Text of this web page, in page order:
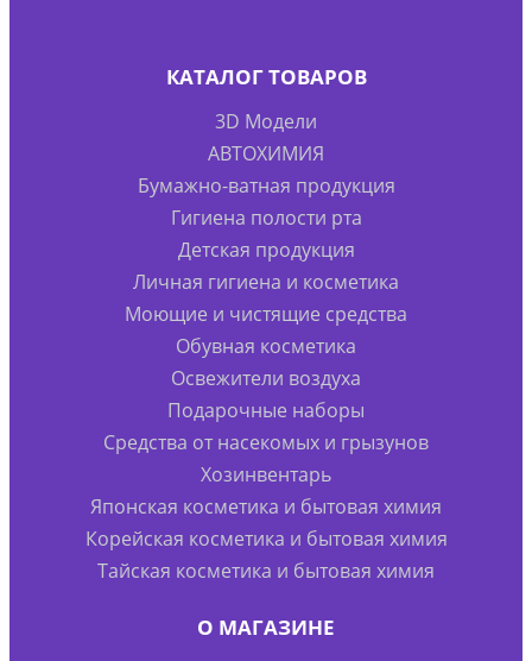
КАТАЛОГ ТОВАРОВ
3D Модели
АВТОХИМИЯ
Бумажно-ватная продукция
Гигиена полости рта
Детская продукция
Личная гигиена и косметика
Моющие и чистящие средства
Обувная косметика
Освежители воздуха
Подарочные наборы
Средства от насекомых и грызунов
Хозинвентарь
Японская косметика и бытовая химия
Корейская косметика и бытовая химия
Тайская косметика и бытовая химия
О МАГАЗИНЕ